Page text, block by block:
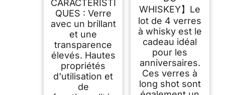
CARACTÉRISTI
QUES : Verre
avec un brillant
et une
transparence
élevés. Hautes
propriétés
d'utilisation et
de
WHISKEY】Le
lot de 4 verres
à whisky est le
cadeau idéal
pour les
anniversaires.
Ces verres à
long shot sont